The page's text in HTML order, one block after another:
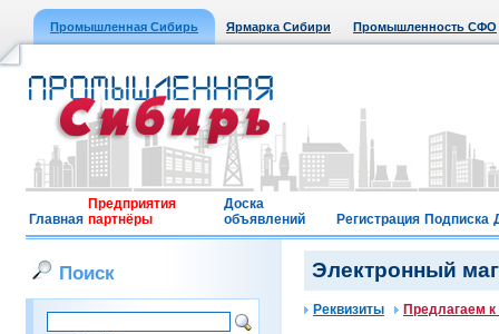
Промышленная Сибирь Ярмарка Сибири Промышленность СФО
Главная
Предприятия
партнёры
Доска
объявлений
Регистрация Подписка
Поиск Электронный
Реквизиты Предлагаем